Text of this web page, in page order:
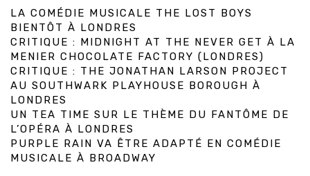
LA COMÉDIE MUSICALE THE LOST BOYS
BIENTÔT À LONDRES
CRITIQUE : MIDNIGHT AT THE NEVER GET À LA
MENIER CHOCOLATE FACTORY (LONDRES)
CRITIQUE : THE JONATHAN LARSON PROJECT
AU SOUTHWARK PLAYHOUSE BOROUGH À
LONDRES
UN TEA TIME SUR LE THÈME DU FANTÔME DE
L’OPÉRA À LONDRES
PURPLE RAIN VA ÊTRE ADAPTÉ EN COMÉDIE
MUSICALE À BROADWAY